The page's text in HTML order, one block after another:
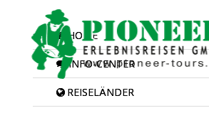
HOME
INFO-CENTER
REISELÄNDER